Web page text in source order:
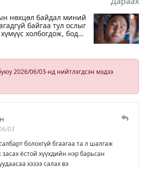
нөхцөл байдал миний
байгаа тул ослыг
холбогдож, бодит
2026/06/03-нд нийтлэгдсэн мэдээ
03
болохгүй бгаагаа та л шалгаж
засах ёстой хүүхдийн нэр барьсан
хэзээ салах вэ